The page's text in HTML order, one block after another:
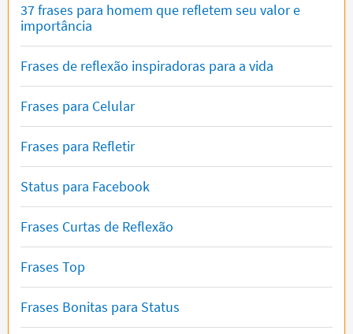
37 frases para homem que refletem seu valor e
importância
Frases de reflexão inspiradoras para a vida
Frases para Celular
Frases para Refletir
Status para Facebook
Frases Curtas de Reflexão
Frases Top
Frases Bonitas para Status